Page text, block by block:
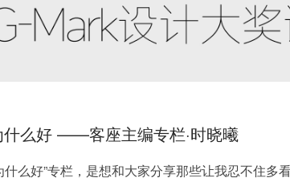
什么好 ——客座主编专栏·时晓曦
什么好”专栏，是想和大家分享那些让我忍不住多